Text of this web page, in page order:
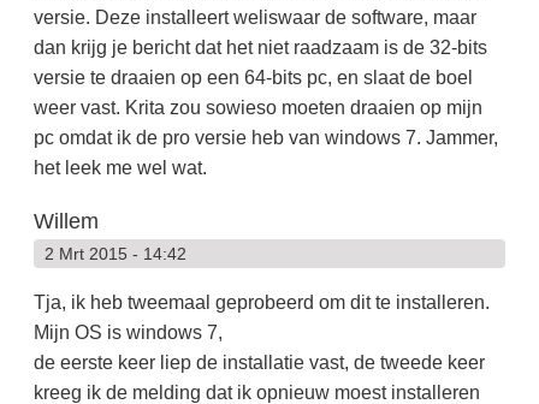
versie. Deze installeert weliswaar de software, maar
dan krijg je bericht dat het niet raadzaam is de 32-bits
versie te draaien op een 64-bits pc, en slaat de boel
weer vast. Krita zou sowieso moeten draaien op mijn
pc omdat ik de pro versie heb van windows 7. Jammer,
het leek me wel wat.
Willem
2 Mrt 2015 - 14:42
Tja, ik heb tweemaal geprobeerd om dit te installeren.
Mijn OS is windows 7,
de eerste keer liep de installatie vast, de tweede keer
kreeg ik de melding dat ik opnieuw moest installeren